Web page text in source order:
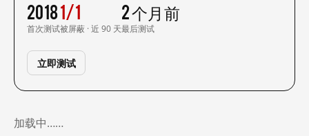
2018
首次测试
1/1
被屏蔽 · 近 90 天
2 个月前
最后测试
立即测试
加载中……